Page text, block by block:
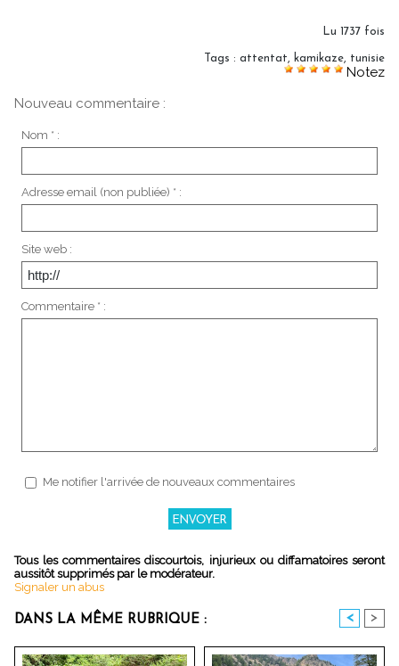
Lu 1737 fois
Tags : attentat, kamikaze, tunisie
Notez
Nouveau commentaire :
Nom * :
Adresse email (non publiée) * :
Site web :
Commentaire * :
Me notifier l'arrivée de nouveaux commentaires
Tous les commentaires discourtois, injurieux ou diffamatoires seront
aussitôt supprimés par le modérateur.
Signaler un abus
DANS LA MÊME RUBRIQUE : < >